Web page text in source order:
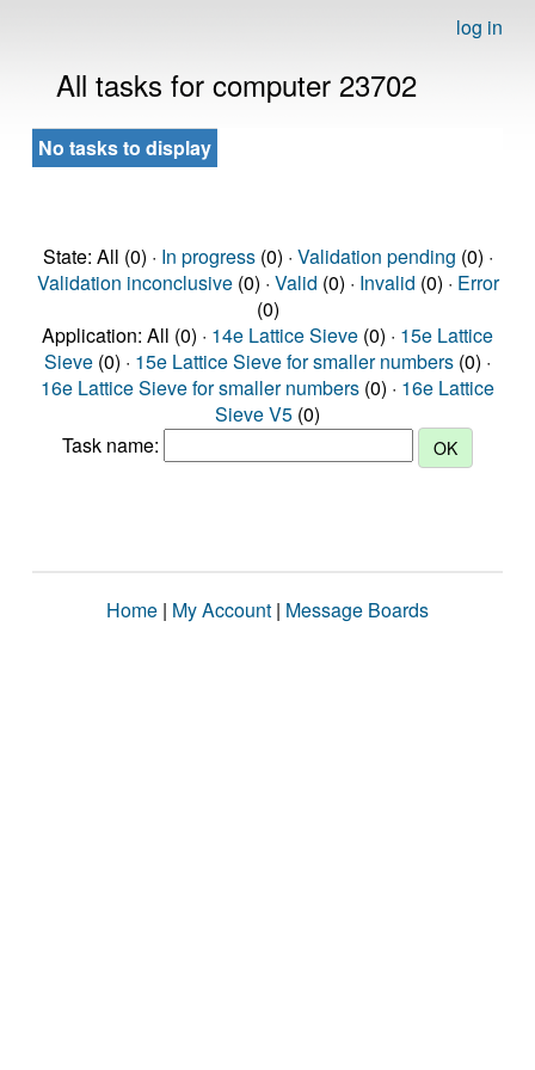
log in
All tasks for computer 23702
No tasks to display
State: All (0) · In progress(0) · Validation pending (0) ·
Validation inconclusive(0) · Valid (0) · Invalid (0) · Error
(0)
Application: All (0) · 14e Lattice Sieve (0) · 15e Lattice
Sieve (0) · 15e Lattice Sieve for smaller numbers (0) ·
16e Lattice Sieve for smaller numbers (0) · 16e Lattice
Sieve V5 (0)
Task name:
Home | My Account | Message Boards